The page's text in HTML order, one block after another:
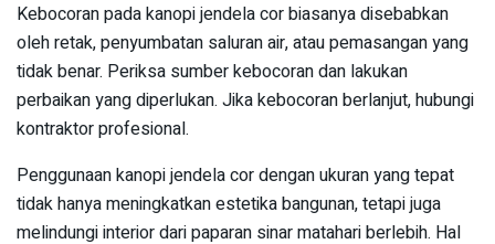
Kebocoran pada kanopi jendela cor biasanya disebabkan
oleh retak, penyumbatan saluran air, atau pemasangan yang
tidak benar. Periksa sumber kebocoran dan lakukan
perbaikan yang diperlukan. Jika kebocoran berlanjut, hubungi
kontraktor profesional.
Penggunaan kanopi jendela cor dengan ukuran yang tepat
tidak hanya meningkatkan estetika bangunan, tetapi juga
melindungi interior dari paparan sinar matahari berlebih. Hal